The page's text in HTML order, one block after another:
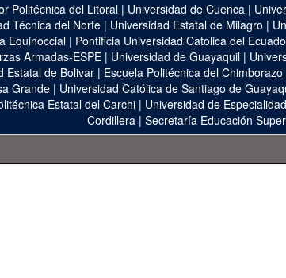
Politécnica del Litoral | Universidad de Cuenca |
Técnica del Norte| Universidad Estatal de Milagro |
Equinoccial| Pontificia Universidad Catolica del
Armadas-ESPE | Universidad de Guayaquil |
Estatal de Bolivar| Escuela Politécnica del Chimborazo
Grande | Universidad Católica de Santiago de
Estatal del Carchi | Universidad de
Cordillera| Secretaría Educación